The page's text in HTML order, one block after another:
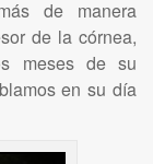
de manera
de la córnea,
meses de su
en su día